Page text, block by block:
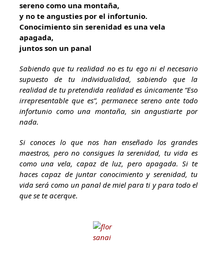
sereno como una montaña,
y no te angusties por el infortunio.
Conocimiento sin serenidad es una vela
apagada,
juntos son un panal
Sabiendo que tu realidad no es tu ego ni el necesario
supuesto de tu individualidad, sabiendo que la
realidad de tu pretendida realidad es únicamente “Eso
irrepresentable que es”, permanece sereno ante todo
infortunio como una montaña, sin angustiarte por
nada.
Si conoces lo que nos han enseñado los grandes
maestros, pero no consigues la serenidad, tu vida es
como una vela, capaz de luz, pero apagada. Si te
haces capaz de juntar conocimiento y serenidad, tu
vida será como un panal de miel para ti y para todo el
que se te acerque.